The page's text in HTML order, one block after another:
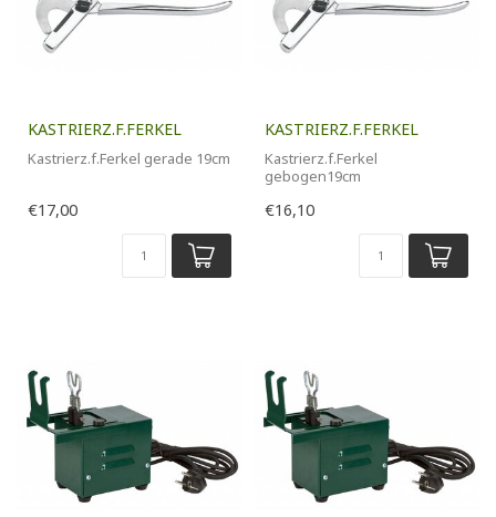
KASTRIERZ.F.FERKEL
Kastrierz.f.Ferkel gerade 19cm
€17,00
KASTRIERZ.F.FERKEL
Kastrierz.f.Ferkel
gebogen19cm
€16,10